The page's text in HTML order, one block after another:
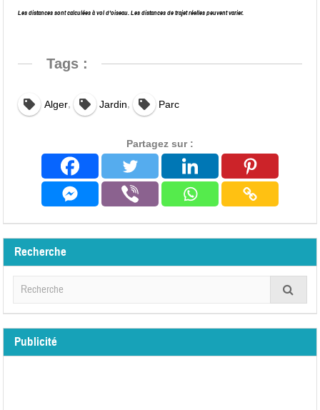
Les distances sont calculées à vol d’oiseau. Les distances de trajet réelles peuvent varier.
Tags :
Alger, Jardin , Parc
Partagez sur :
Recherche
Publicité